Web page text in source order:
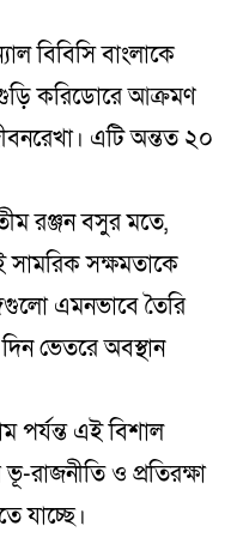
বিবিসি বাংলাকে
করিডোরে আক্রমণ
এটি অন্তত ২০
রঞ্জন বসুর মতে,
সামরিক সক্ষমতাকে
এমনভাবে তৈরি
ভেতরে অবস্থান
পর্যন্ত এই বিশাল
রাজনীতি ও প্রতিরক্ষা
যাচ্ছে।